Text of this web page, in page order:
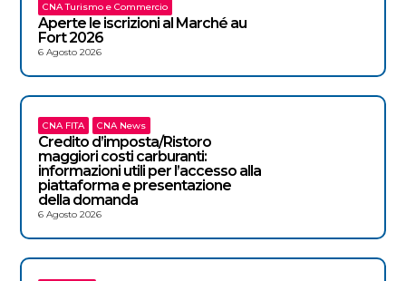
CNA Turismo e Commercio
Aperte le iscrizioni al Marché au
Fort 2026
6 Agosto 2026
CNA FITA CNA News
Credito d’imposta/Ristoro
maggiori costi carburanti:
informazioni utili per l’accesso alla
piattaforma e presentazione
della domanda
6 Agosto 2026